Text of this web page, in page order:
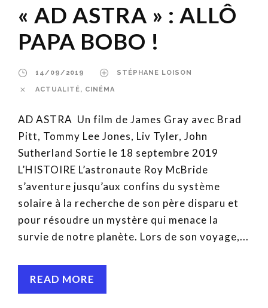
« AD ASTRA » : ALLÔ
PAPA BOBO !
14/09/2019 STÉPHANE LOISON
ACTUALITÉ, CINÉMA
AD ASTRA Un film de James Gray avec Brad
Pitt, Tommy Lee Jones, Liv Tyler, John
Sutherland Sortie le 18 septembre 2019
L’HISTOIRE L’astronaute Roy McBride
s’aventure jusqu’aux confins du système
solaire à la recherche de son père disparu et
pour résoudre un mystère qui menace la
survie de notre planète. Lors de son voyage,...
READ MORE